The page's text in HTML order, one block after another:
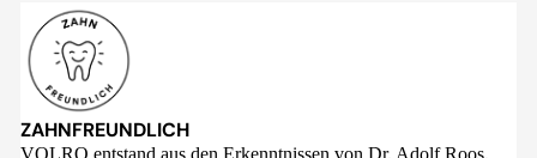
ZAHNFREUNDLICH
VOLRO entstand aus den Erkenntnissen von Dr. Adolf Roos,